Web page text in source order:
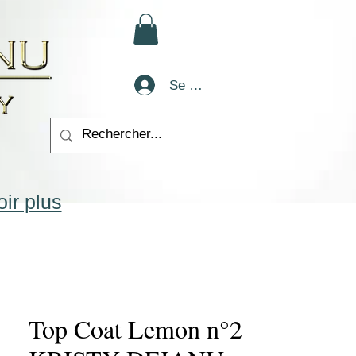
Se connecter
Top Coat Lemon n°2
plus